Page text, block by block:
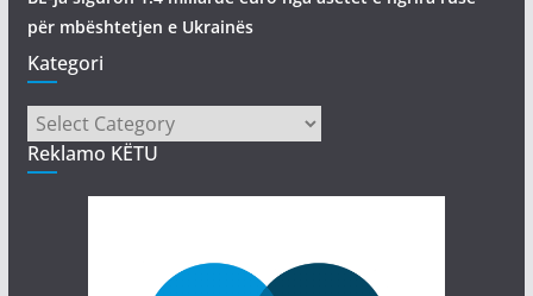
për mbështetjen e Ukrainës
Kategori
Kategori
Reklamo KËTU